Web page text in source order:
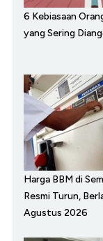
6 Kebiasaan
yang Sering
Harga BBM di
Resmi Turun,
Agustus 2026